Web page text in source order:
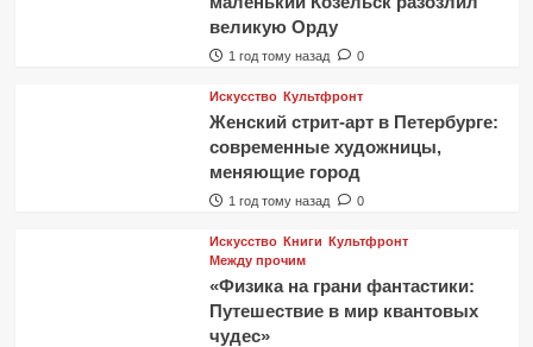
великую Орду
1 год тому назад 0
Искусство Культфронт
Женский стрит-арт в Петербурге:
современные художницы,
меняющие город
1 год тому назад 0
Искусство Книги Культфронт
Между прочим
«Физика на грани фантастики:
Путешествие в мир квантовых
чудес»